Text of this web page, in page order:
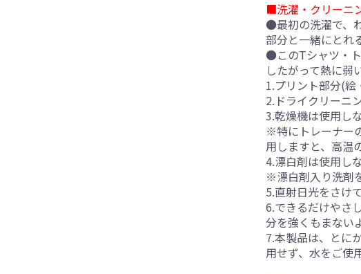
■洗濯・クリーニ
●最初の洗濯で、
部分と一緒にとれ
●このTシャツ・ト
したがって熱に弱
1.プリント部分(絵
2.ドライクリーニ
3.乾燥機は使用し
※特にトレーナー
用しますと、高温
4.漂白剤は使用し
※漂白剤入り洗剤
5.直射日光をさけ
6.できるだけやさ
分を強くもまない
7.本製品は、とに
用せず、水をご使